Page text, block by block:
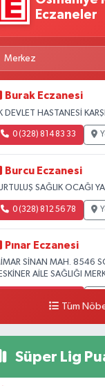
Eczaneler
Burak Eczanesi
DEVLET HASTANESİ
0 (328) 814 83 33
Burcu Eczanesi
SAĞLIK OCAĞI
0 (328) 812 56 78
Pınar Eczanesi
SİNAN MAH. 8546
AİLE SAĞLIĞI
Tüm
Süper Lig